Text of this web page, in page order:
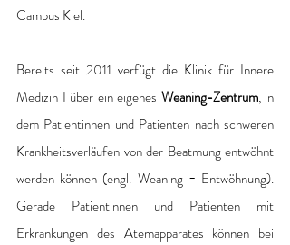
Campus Kiel.
Bereits seit 2011 verfügt die Klinik für Innere
Medizin I über ein eigenes Weaning-Zentrum, in
dem Patientinnen und Patienten nach schweren
Krankheitsverläufen von der Beatmung entwöhnt
werden können (engl. Weaning = Entwöhnung).
Gerade Patientinnen und Patienten mit
Erkrankungen des Atemapparates können bei